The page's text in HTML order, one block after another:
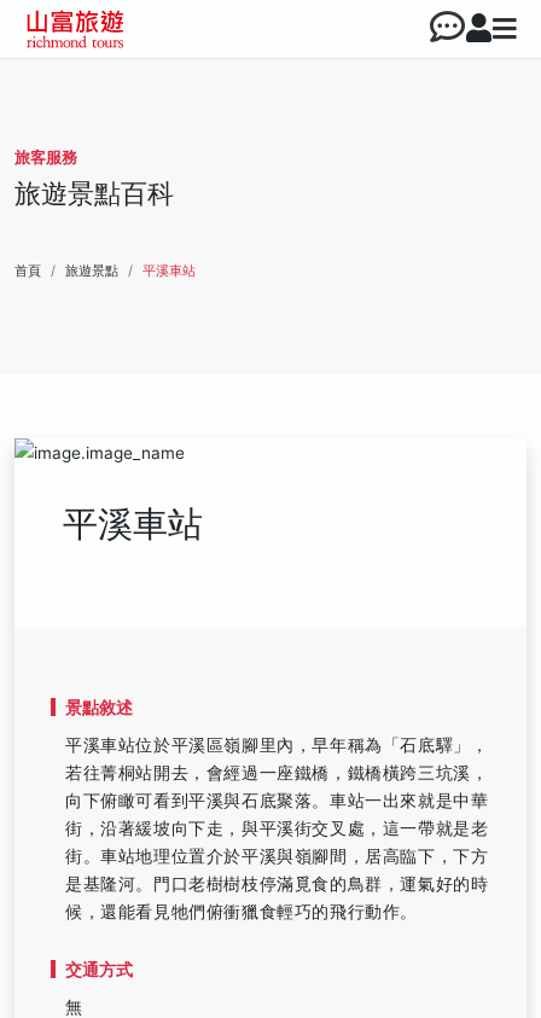
旅客服務
旅遊景點百科
首頁 旅遊景點 平溪車站
平溪車站
景點敘述
平溪車站位於平溪區嶺腳里內，早年稱為「石底驛」，
若往菁桐站開去，會經過一座鐵橋，鐵橋橫跨三坑溪，
向下俯瞰可看到平溪與石底聚落。車站一出來就是中華
街，沿著緩坡向下走，與平溪街交叉處，這一帶就是老
街。車站地理位置介於平溪與嶺腳間，居高臨下，下方
是基隆河。門口老樹樹枝停滿覓食的鳥群，運氣好的時
候，還能看見牠們俯衝獵食輕巧的飛行動作。
交通方式
無